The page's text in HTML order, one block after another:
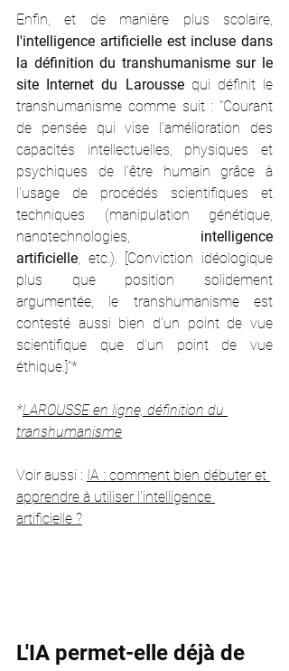
l'intelligence artificielle est incluse dans
la définition du transhumanisme sur le
site Internet du Larousse qui définit le
transhumanisme comme suit : "Courant
de pensée qui vise l’amélioration des
capacités intellectuelles, physiques et
psychiques de l’être humain grâce à
l’usage de procédés scientifiques et
techniques (manipulation génétique,
nanotechnologies, intelligence
artificielle, etc.). [Conviction idéologique
plus que position solidement
argumentée, le transhumanisme est
contesté aussi bien d'un point de vue
scientifique que d'un point de vue
éthique.]"*
*LAROUSSE en ligne, définition du
transhumanisme
Voir aussi : IA : comment bien débuter et
apprendre à utiliser l'intelligence
artificielle ?
L'IA permet-elle déjà de